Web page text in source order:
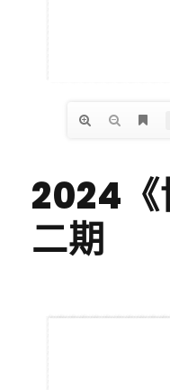
2024《
二期